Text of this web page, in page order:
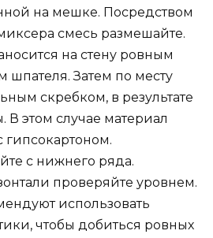
на мешке. Посредством
смесь размешайте.
на стену ровным
шпателя. Затем по месту
скребком, в результате
В этом случае материал
гипсокартоном.
с нижнего ряда.
проверяйте уровнем.
использовать
чтобы добиться ровных